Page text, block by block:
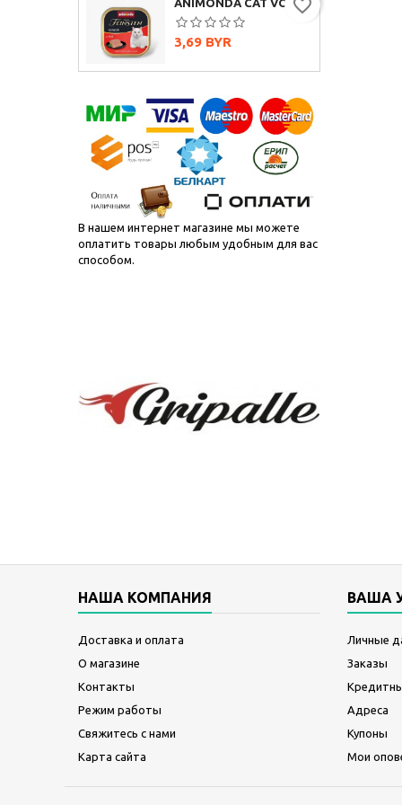
ANIMONDA CAT VOM FEINSTEN SENIOR С ГОВЯДИНОЙ, 100Г
Цена
3,69 BYR
favorite_border
В нашем интернет магазине мы можете
оплатить товары любым удобным для вас
способом.
НАША КОМПАНИЯ
Доставка и оплата
О магазине
Контакты
Режим работы
Свяжитесь с нами
Карта сайта
ВАША
Личные
Заказы
Адреса
Купоны
Мои